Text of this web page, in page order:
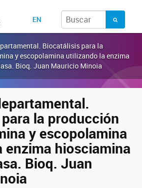
EN
Biocatálisis para la
y escopolamina utilizando la enzima
Bioq. Juan Mauricio Minoia
la producción
y escopolamina
enzima hiosciamina
Bioq. Juan